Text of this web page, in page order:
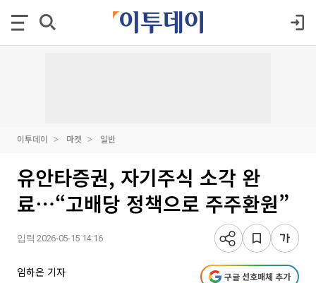
이투데이 마켓 일반
유안타증권, 자기주식 소각 완
료⋯“고배당 정책으로 주주환원”
입력 2026-05-15 14:16
임하은 기자 구글 선호매체 추가